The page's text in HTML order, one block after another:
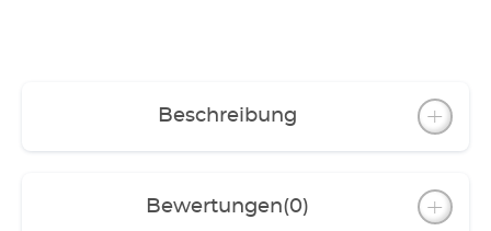
Türscharnier-Technik
Rückseite mit Öffnung für Kabel und
Beschreibung
Bewertungen(0)